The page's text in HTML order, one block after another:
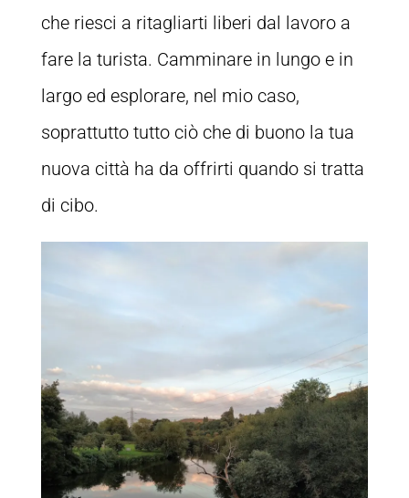
che riesci a ritagliarti liberi dal lavoro a
fare la turista. Camminare in lungo e in
largo ed esplorare, nel mio caso,
soprattutto tutto ciò che di buono la tua
nuova città ha da offrirti quando si tratta
di cibo.